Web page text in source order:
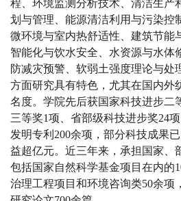
程、环境监测分析技术、清洁生产
划与管理、能源清洁利用与污染控
微环境与室内热舒适性、建筑节能
智能化与饮水安全、水资源与水体
防减灾预警、软弱土强度理论与处
方面研究具有特色，尤其在国内外
名度。学院先后获国家科技进步二
三等奖1项、省部级科技进步奖24
发明专利 200余项，部分科技成果
益超亿元。近三年来，承担国家、
包括国家自然科学基金项目在内的
治理工程项目和环境咨询类50余项